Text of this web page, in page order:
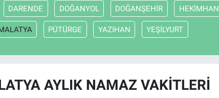
DARENDE DOĞANYOL DOĞANŞEHİR HEKİMHAN
PÜTÜRGE YAZIHAN YEŞİLYURT
AYLIK NAMAZ VAKITLERI